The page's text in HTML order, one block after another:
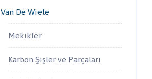
Van De Wiele
Mekikler
Karbon Şişler ve Parçaları